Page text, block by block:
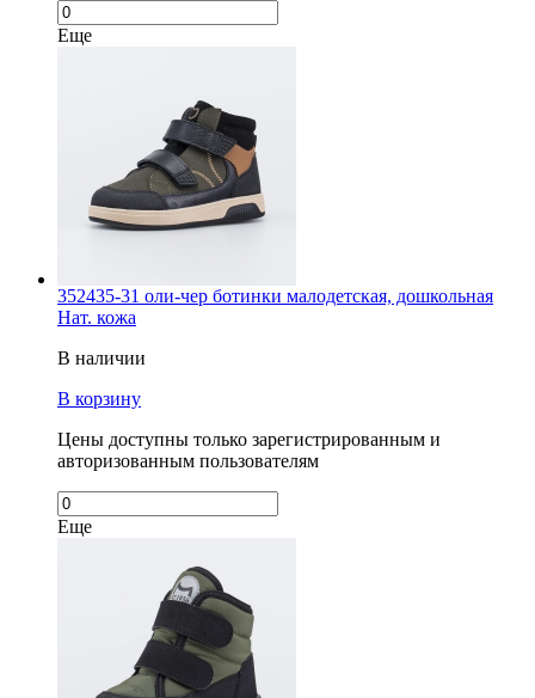
Еще
352435-31 оли-чер ботинки малодетская, дошкольная
Нат. кожа
В наличии
В корзину
Цены доступны только зарегистрированным и
авторизованным пользователям
Еще